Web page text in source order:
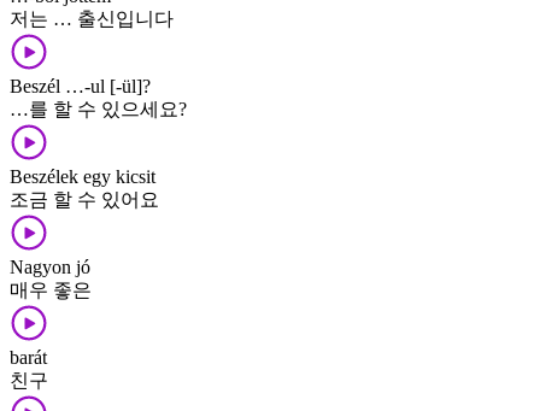
저는 … 출신입니다
Beszél …-ul [-ül]?
…를 할 수 있으세요?
Beszélek egy kicsit
조금 할 수 있어요
Nagyon jó
매우 좋은
barát
친구